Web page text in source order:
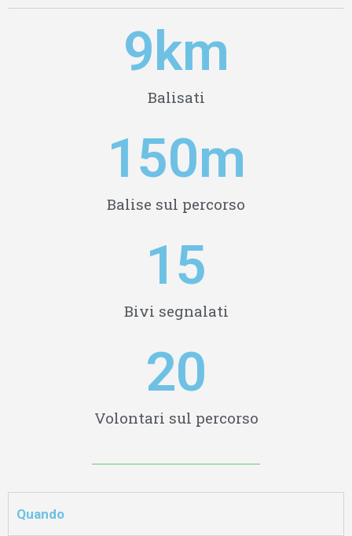
10km
Balisati
150m
Balise sul percorso
15
Bivi segnalati
20
Volontari sul percorso
Quando